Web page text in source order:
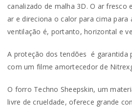
canalizado de malha 3D. O ar fresco
ar e direciona o calor para cima para
ventilação é, portanto, horizontal e
A proteção dos tendões é garantida
com um filme amortecedor de
O forro Techno Sheepskin, um
livre de crueldade, oferece grande